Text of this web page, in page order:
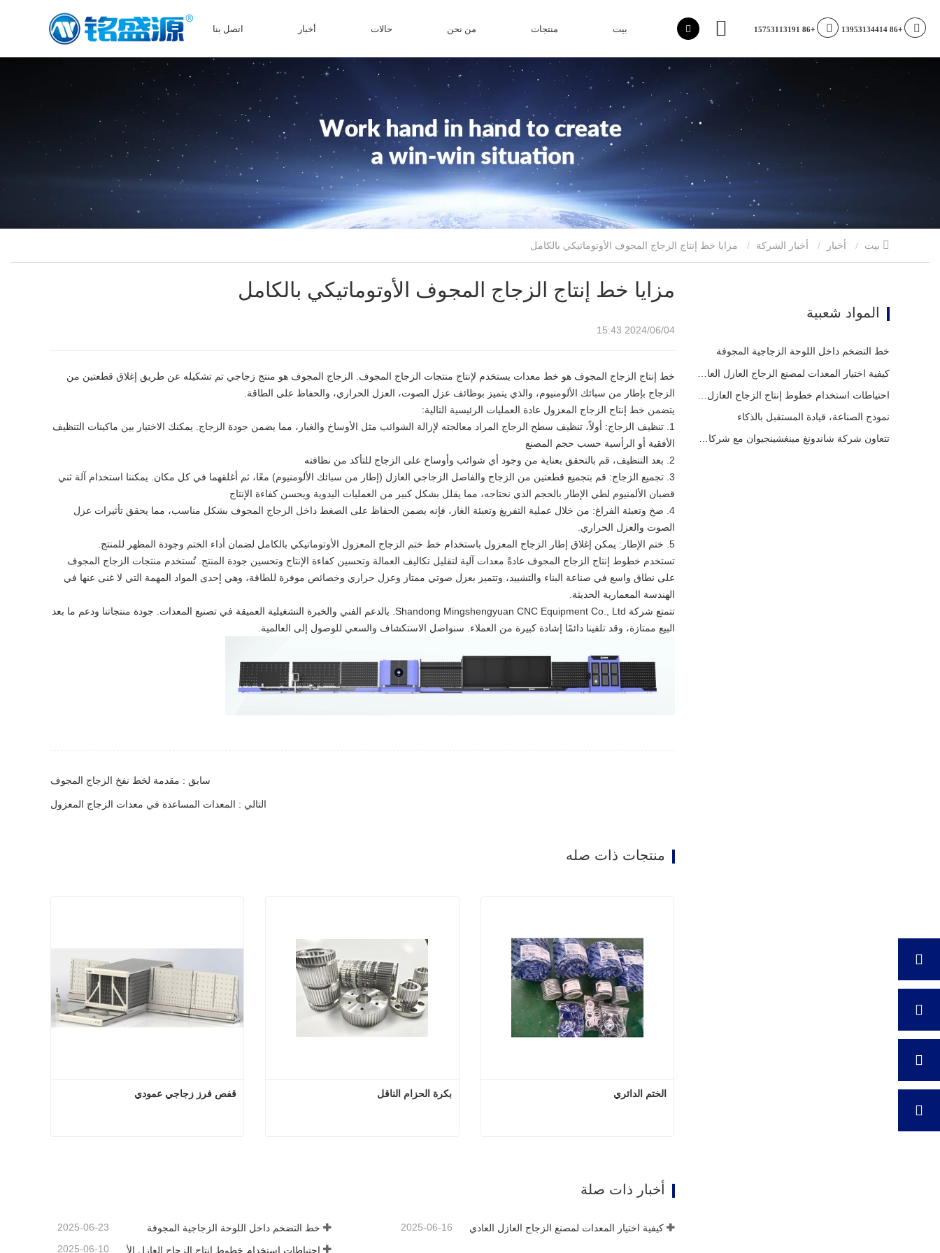
بيت منتجات من نحن حالات أخبار اتصل بنا +86 13953134414
+86 15753113191
أخبار أخبار الشركة
مزايا خط إنتاج الزجاج المجوف الأوتوماتيكي بالكامل
2024/06/04 15:43
خط إنتاج الزجاج المجوف هو خط معدات يستخدم لإنتاج منتجات الزجاج المجوف. الزجاج المجوف هو منتج زجاجي تم تشكيله عن طريق إغلاق قطعتين من
الزجاج بإطار من سبائك الألومنيوم، والذي يتميز بوظائف عزل الصوت، العزل الحراري، والحفاظ على الطاقة.
يتضمن خط إنتاج الزجاج المعزول عادة العمليات الرئيسية التالية:
1. تنظيف الزجاج: أولاً، تنظيف سطح الزجاج المراد معالجته لإزالة الشوائب مثل الأوساخ والغبار، مما يضمن جودة الزجاج. يمكنك الاختيار بين ماكينات التنظيف
الأفقية أو الرأسية حسب حجم المصنع
2. بعد التنظيف، قم بالتحقق بعناية من وجود أي شوائب وأوساخ على الزجاج للتأكد من نظافته
3. تجميع الزجاج: قم بتجميع قطعتين من الزجاج والفاصل الزجاجي العازل (إطار من سبائك الألومنيوم) معًا، ثم أغلقهما في كل مكان. يمكننا استخدام آلة ثني
قضبان الألمنيوم لطي الإطار بالحجم الذي نحتاجه، مما يقلل بشكل كبير من العمليات اليدوية ويحسن كفاءة الإنتاج
4. ضخ وتعبئة الفراغ: من خلال عملية التفريغ وتعبئة الغاز، فإنه يضمن الحفاظ على الضغط داخل الزجاج المجوف بشكل مناسب، مما يحقق تأثيرات عزل
الصوت والعزل الحراري.
5. ختم الإطار: يمكن إغلاق إطار الزجاج المعزول باستخدام خط ختم الزجاج المعزول الأوتوماتيكي بالكامل لضمان أداء الختم وجودة المظهر للمنتج.
تستخدم خطوط إنتاج الزجاج المجوف عادةً معدات آلية لتقليل تكاليف العمالة وتحسين كفاءة الإنتاج وتحسين جودة المنتج. تُستخدم منتجات الزجاج المجوف
على نطاق واسع في صناعة البناء والتشييد، وتتميز بعزل صوتي ممتاز وعزل حراري وخصائص موفرة للطاقة، وهي إحدى المواد المهمة التي لا غنى عنها في
الهندسة المعمارية الحديثة.
تتمتع شركة Shandong Mingshengyuan CNC Equipment Co., Ltd. بالدعم الفني والخبرة التشغيلية العميقة في تصنيع المعدات. جودة منتجاتنا ودعم ما بعد
البيع ممتازة، وقد تلقينا دائمًا إشادة كبيرة من العملاء. سنواصل الاستكشاف والسعي للوصول إلى العالمية.
سابق : مقدمة لخط نفخ الزجاج المجوف
التالي : المعدات المساعدة في معدات الزجاج المعزول
منتجات ذات صله
قفص فرز زجاجي عمودي بكرة الحزام الناقل الختم الدائري
أخبار ذات صلة
خط التضخم داخل اللوحة الزجاجية المجوفة 2025-06-23 كيفية اختيار المعدات لمصنع الزجاج العازل العادي 2025-06-16
احتياطات استخدام خطوط إنتاج الزجاج العازل الأوتوماتيكية بالكامل في الصيف 2025-06-10
المواد شعبية
خط التضخم داخل اللوحة الزجاجية المجوفة
نموذج الصناعة، قيادة المستقبل بالذكاء
تتعاون شركة شاندونغ مينغشينجيوان مع شركاء عالميين لبدء عصر جديد من معدات الزجاج العازل